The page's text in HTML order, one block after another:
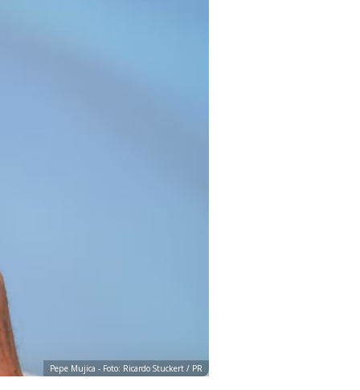
Pepe Mujica - Foto: Ricardo Stuckert / PR